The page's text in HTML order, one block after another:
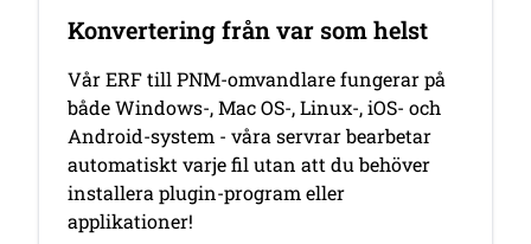
Konvertering från var som helst
Vår ERF till PNM-omvandlare fungerar på
både Windows-, Mac OS-, Linux-, iOS- och
Android-system - våra servrar bearbetar
automatiskt varje fil utan att du behöver
installera plugin-program eller
applikationer!